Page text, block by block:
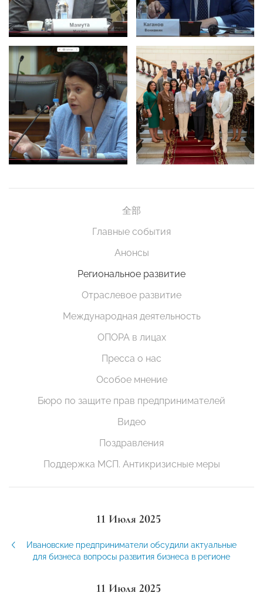
全部
Главные события
Анонсы
Региональное развитие
Отраслевое развитие
Международная деятельность
ОПОРА в лицах
Пресса о нас
Особое мнение
Бюро по защите прав предпринимателей
Видео
Поздравления
Поддержка МСП. Антикризисные меры
11 Июля 2025
Ивановские предприниматели обсудили актуальные
для бизнеса вопросы развития бизнеса в регионе
11 Июля 2025